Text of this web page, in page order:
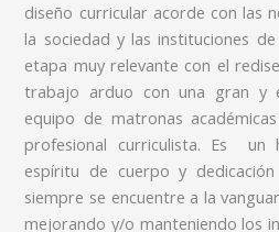
diseño curricular acorde con las
la sociedad y las instituciones
etapa muy relevante con el
trabajo arduo con una gran y
equipo de matronas
profesional curriculista. Es un
espíritu de cuerpo y
siempre se encuentre a la
mejorando y/o manteniendo los